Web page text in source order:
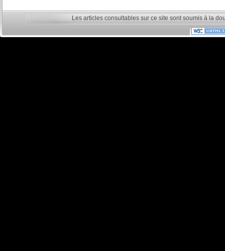
Les articles consultables sur ce site sont soumis à la